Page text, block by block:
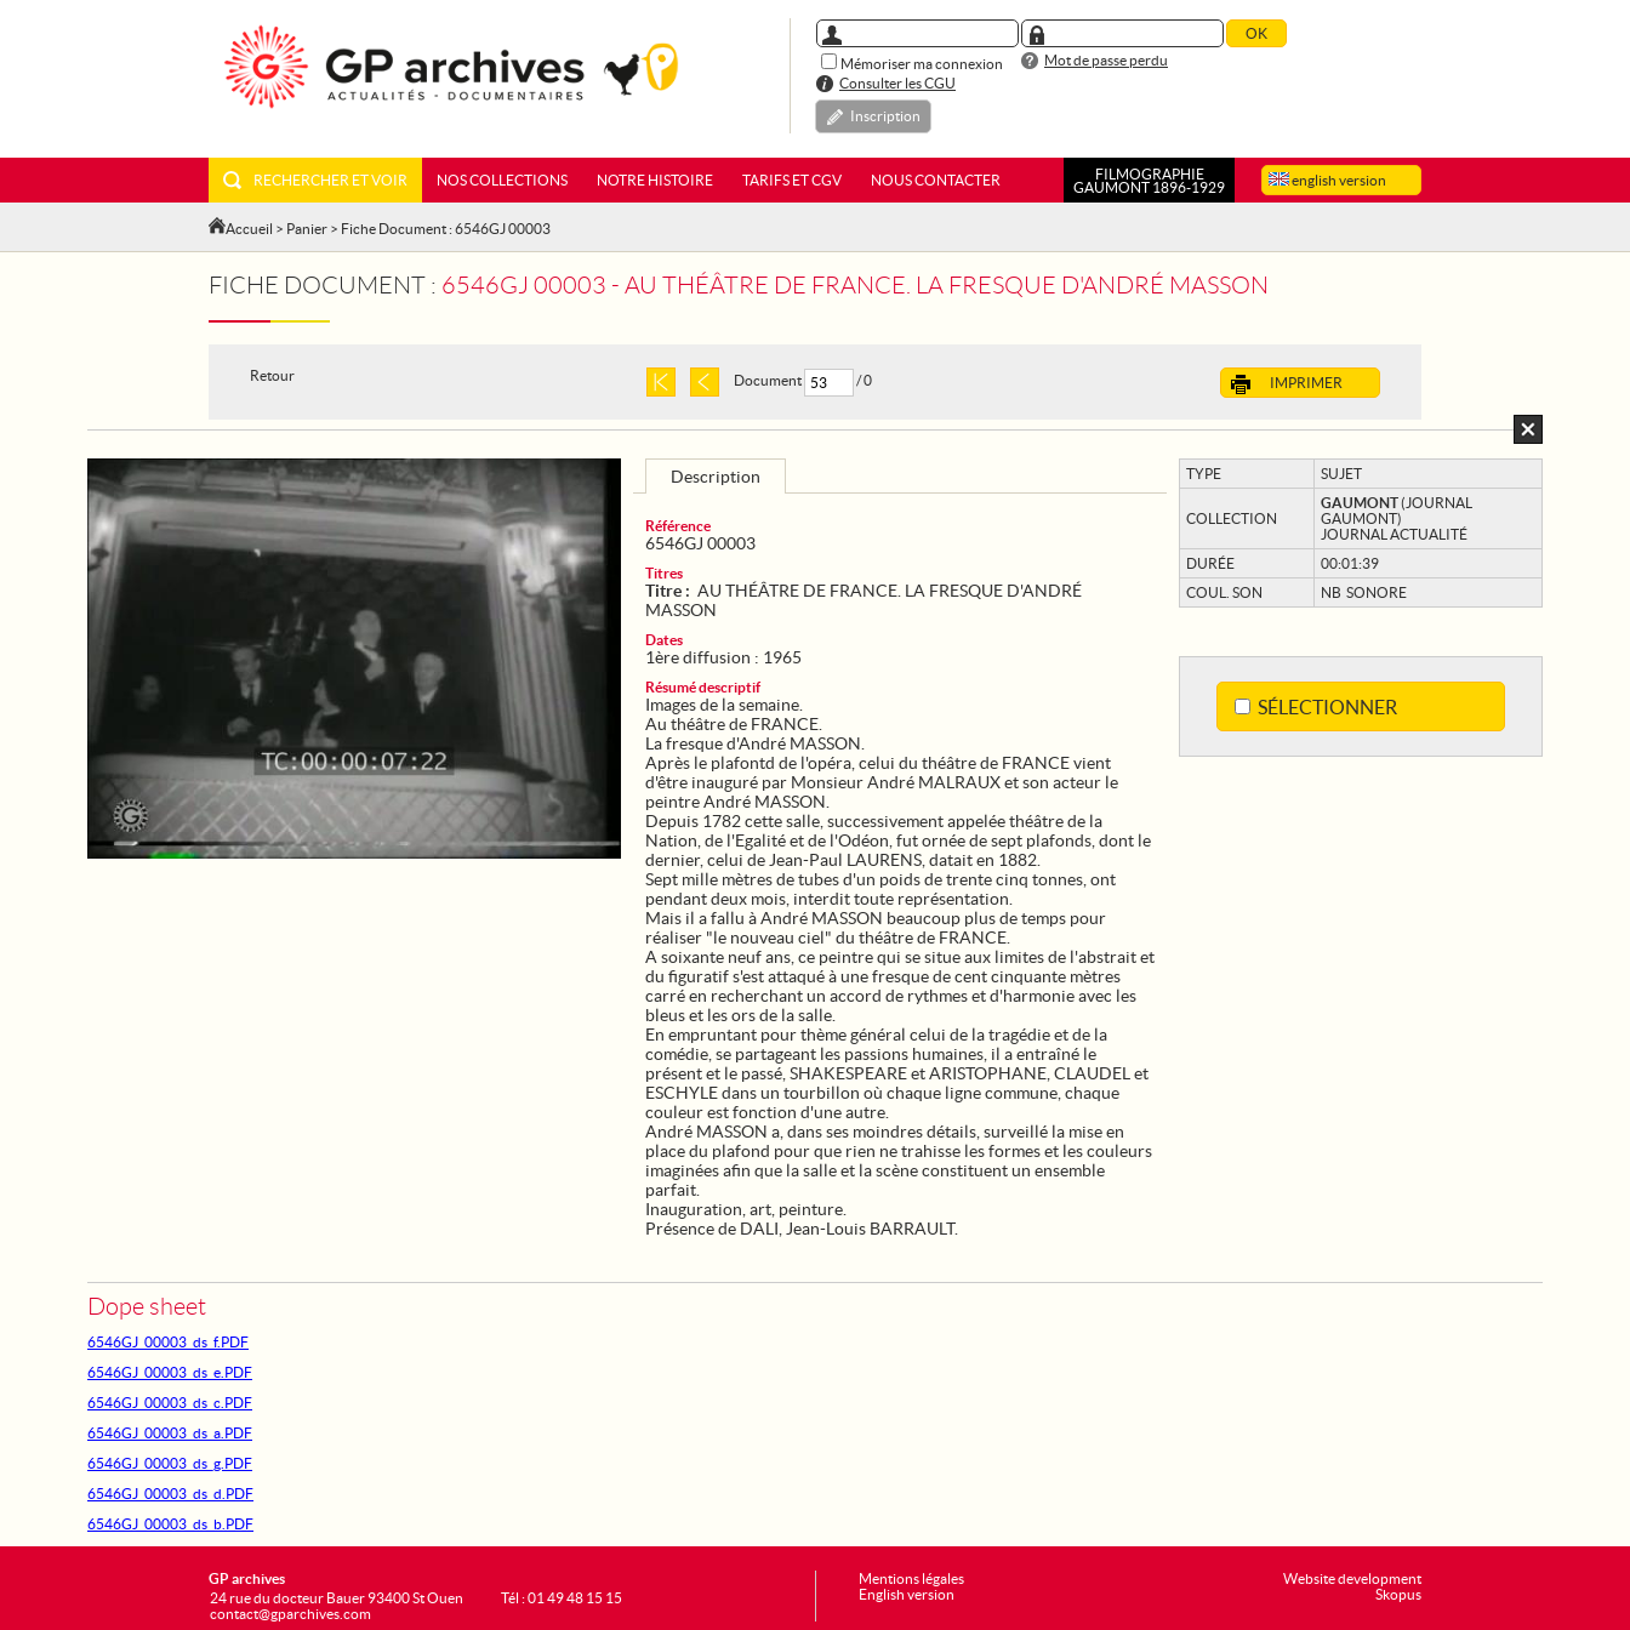
Mémoriser ma connexion
Mot de passe perdu
Consulter les CGU
Inscription
english version
RECHERCHER ET VOIR NOS COLLECTIONS NOTRE HISTOIRE TARIFS ET CGV NOUS CONTACTER
FILMOGRAPHIE
GAUMONT 1896-1929
Accueil > Panier > Fiche Document : 6546GJ 00003
FICHE DOCUMENT : 6546GJ 00003 - AU THÉÂTRE DE FRANCE. LA FRESQUE D'ANDRÉ MASSON
Retour IMPRIMER
Document / 0
TYPE SUJET
COLLECTION
GAUMONT(JOURNAL
GAUMONT)
JOURNAL ACTUALITÉ
DURÉE
00:01:39
COUL. SON
NB SONORE
SÉLECTIONNER
Description
Référence
6546GJ 00003
Titres
Titre : AU THÉÂTRE DE FRANCE. LA FRESQUE D'ANDRÉ
MASSON
Dates
1ère diffusion : 1965
Résumé descriptif
Images de la semaine.
Au théâtre de FRANCE.
La fresque d'André MASSON.
Après le plafontd de l'opéra, celui du théâtre de FRANCE vient
d'être inauguré par Monsieur André MALRAUX et son acteur le
peintre André MASSON.
Depuis 1782 cette salle, successivement appelée théâtre de la
Nation, de l'Egalité et de l'Odéon, fut ornée de sept plafonds, dont le
dernier, celui de Jean-Paul LAURENS, datait en 1882.
Sept mille mètres de tubes d'un poids de trente cinq tonnes, ont
pendant deux mois, interdit toute représentation.
Mais il a fallu à André MASSON beaucoup plus de temps pour
réaliser "le nouveau ciel" du théâtre de FRANCE.
A soixante neuf ans, ce peintre qui se situe aux limites de l'abstrait et
du figuratif s'est attaqué à une fresque de cent cinquante mètres
carré en recherchant un accord de rythmes et d'harmonie avec les
bleus et les ors de la salle.
En empruntant pour thème général celui de la tragédie et de la
comédie, se partageant les passions humaines, il a entraîné le
présent et le passé, SHAKESPEARE et ARISTOPHANE, CLAUDEL et
ESCHYLE dans un tourbillon où chaque ligne commune, chaque
couleur est fonction d'une autre.
André MASSON a, dans ses moindres détails, surveillé la mise en
place du plafond pour que rien ne trahisse les formes et les couleurs
imaginées afin que la salle et la scène constituent un ensemble
parfait.
Inauguration, art, peinture.
Présence de DALI, Jean-Louis BARRAULT.
Dope sheet
6546GJ_00003_ds_f.PDF
6546GJ_00003_ds_e.PDF
6546GJ_00003_ds_c.PDF
6546GJ_00003_ds_a.PDF
6546GJ_00003_ds_g.PDF
6546GJ_00003_ds_d.PDF
6546GJ_00003_ds_b.PDF
Website development
Skopus
GP archives
24 rue du docteur Bauer 93400 St Ouen
contact@gparchives.com
Tél : 01 49 48 15 15
Mentions légales
English version